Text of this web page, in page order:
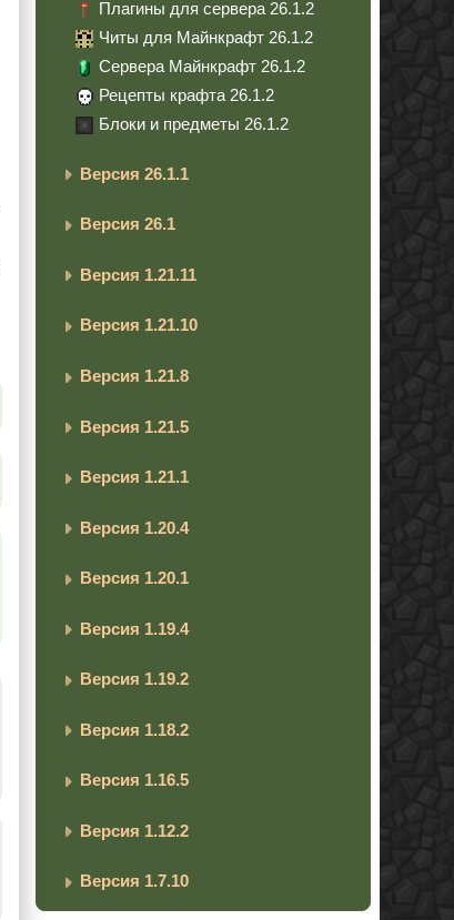
Плагины для сервера 26.1.2
Читы для Майнкрафт 26.1.2
Сервера Майнкрафт 26.1.2
Рецепты крафта 26.1.2
Блоки и предметы 26.1.2
Версия 26.1.1
Версия 26.1
Версия 1.21.11
Версия 1.21.10
Версия 1.21.8
Версия 1.21.5
Версия 1.21.1
Версия 1.20.4
Версия 1.20.1
Версия 1.19.4
Версия 1.19.2
Версия 1.18.2
Версия 1.16.5
Версия 1.12.2
Версия 1.7.10